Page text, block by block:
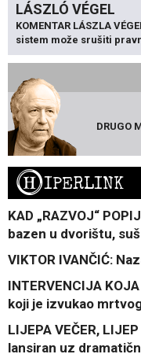
LÁSZLÓ VÉGEL
KOMENTAR LÁSZLA
sistem može srušiti
DRUGO
HIPERLINK
KAD „RAZVOJ“
bazen u dvorištu,
VIKTOR IVANČIĆ:
INTERVENCIJA
koji je izvukao
LIJEPA VEČER,
lansiran uz